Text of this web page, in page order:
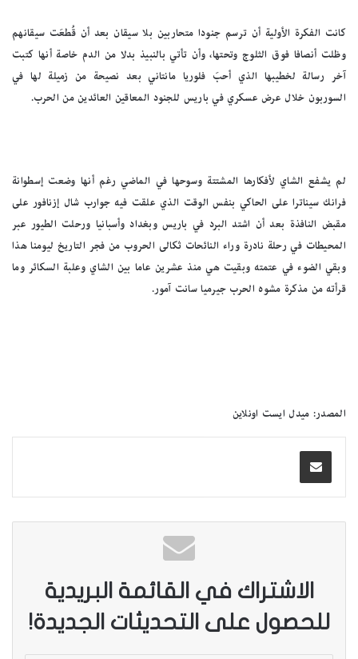
كانت الفكرة الأولية أن ترسم جنودا متحاربين بلا سيقان بعد أن قُطعَت سيقانهم
وظلت أنصافا فوق الثلوج وتحتها، وأن تأتي بالنبيذ بدلا من الدم خاصة أنها كتبت
آخر رسالة لخطيبها الذي أحبَ فلوريا مانتاني بعد نصيحة من زميلة لها في
السوربون خلال عرض عسكري في باريس للجنود المعاقين العائدين من الحرب.
لم يشفع الشاي لأفكارها المشتتة وسوحها في الماضي رغم أنها وضعت إسطوانة
فرانك سيناترا على الحاكي بنفس الوقت الذي علقت فيه جوارب شال إزنافور على
مقبض النافذة بعد أن اشتد البرد في باريس وبغداد وأسبانيا ورحلت الطيور عبر
المحيطات في رحلة نادرة وراء النائحات ثكالى الحروب من فجر التاريخ ليومنا هذا
وبقي الضوء في عتمته وبقيت هي منذ عشرين عاما بين الشاي وعلبة السكائر وما
قرأته من مذكرة مشوه الحرب جيرميا سانت آمور.
المصدر: ميدل ايست اونلاين
الاشتراك في القائمة البريدية
للحصول على التحديثات الجديدة!